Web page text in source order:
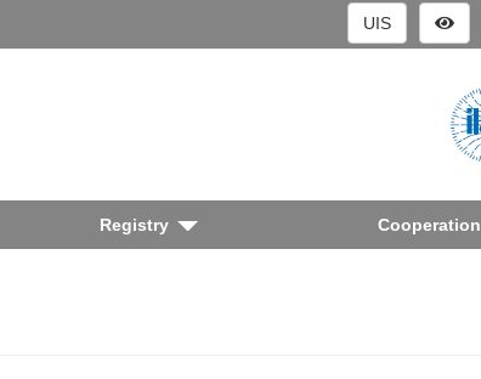
UIS
Registry Cooperation